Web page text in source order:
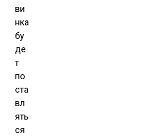
ви
нка
бу
де
т
по
ста
вл
ять
ся